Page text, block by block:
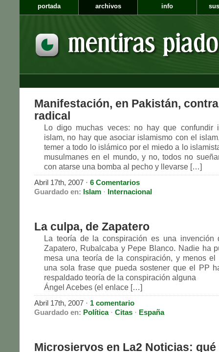
portada archivos info
Manifestación, en Pakistán,
radical
Lo digo muchas veces: no hay que confundir
islam, no hay que asociar islamismo con el
temer a todo lo islámico por el miedo a lo
musulmanes en el mundo, y no, todos no
con atarse una bomba al pecho y llevarse […]
Abril 17th, 2007 · 6 Comentarios
Guardado en: Islam · Internacional
La culpa, de Zapatero
La teoría de la conspiración es una invención
Zapatero, Rubalcaba y Pepe Blanco. Nadie ha
mesa una teoría de la conspiración, y menos el
una sola frase que pueda sostener que el PP
respaldado teoría de la conspiración alguna
Ángel Acebes (el enlace […]
Abril 17th, 2007 · 1 comentario
Guardado en: Política· Citas · España
Microsiervos en La2 Noticias: qué